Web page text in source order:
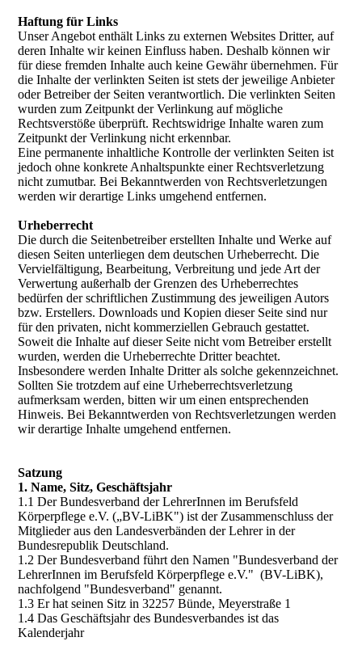
Haftung für Links
Unser Angebot enthält Links zu externen Websites Dritter, auf
deren Inhalte wir keinen Einfluss haben. Deshalb können wir
für diese fremden Inhalte auch keine Gewähr übernehmen. Für
die Inhalte der verlinkten Seiten ist stets der jeweilige Anbieter
oder Betreiber der Seiten verantwortlich. Die verlinkten Seiten
wurden zum Zeitpunkt der Verlinkung auf mögliche
Rechtsverstöße überprüft. Rechtswidrige Inhalte waren zum
Zeitpunkt der Verlinkung nicht erkennbar.
Eine permanente inhaltliche Kontrolle der verlinkten Seiten ist
jedoch ohne konkrete Anhaltspunkte einer Rechtsverletzung
nicht zumutbar. Bei Bekanntwerden von Rechtsverletzungen
werden wir derartige Links umgehend entfernen.
Urheberrecht
Die durch die Seitenbetreiber erstellten Inhalte und Werke auf
diesen Seiten unterliegen dem deutschen Urheberrecht. Die
Vervielfältigung, Bearbeitung, Verbreitung und jede Art der
Verwertung außerhalb der Grenzen des Urheberrechtes
bedürfen der schriftlichen Zustimmung des jeweiligen Autors
bzw. Erstellers. Downloads und Kopien dieser Seite sind nur
für den privaten, nicht kommerziellen Gebrauch gestattet.
Soweit die Inhalte auf dieser Seite nicht vom Betreiber erstellt
wurden, werden die Urheberrechte Dritter beachtet.
Insbesondere werden Inhalte Dritter als solche gekennzeichnet.
Sollten Sie trotzdem auf eine Urheberrechtsverletzung
aufmerksam werden, bitten wir um einen entsprechenden
Hinweis. Bei Bekanntwerden von Rechtsverletzungen werden
wir derartige Inhalte umgehend entfernen.
Satzung
1. Name, Sitz, Geschäftsjahr
1.1 Der Bundesverband der LehrerInnen im Berufsfeld
Körperpflege e.V. („BV-LiBK") ist der Zusammenschluss der
Mitglieder aus den Landesverbänden der Lehrer in der
Bundesrepublik Deutschland.
1.2 Der Bundesverband führt den Namen "Bundesverband der
LehrerInnen im Berufsfeld Körperpflege e.V." (BV-LiBK),
nachfolgend "Bundesverband" genannt.
1.3 Er hat seinen Sitz in 32257 Bünde, Meyerstraße 1
1.4 Das Geschäftsjahr des Bundesverbandes ist das
Kalenderjahr